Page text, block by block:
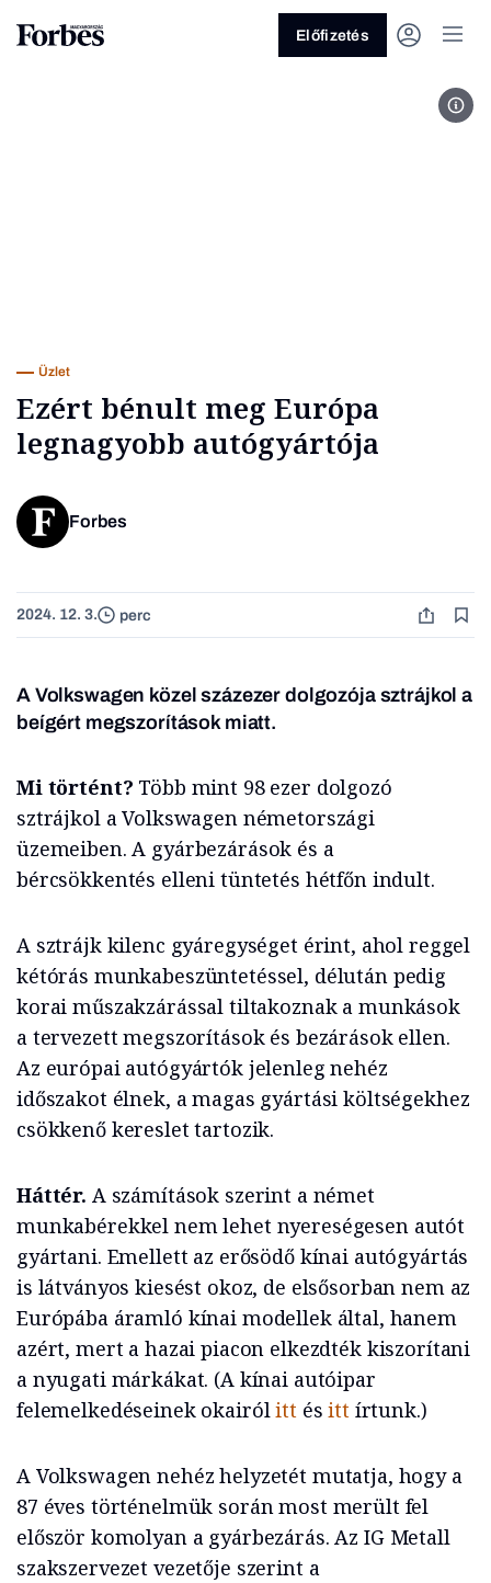
Előfizetés
Üzlet
Ezért bénult meg Európa
legnagyobb autógyártója
Forbes
2024. 12. 3. perc
A Volkswagen közel százezer dolgozója sztrájkol a
beígért megszorítások miatt.
Mi történt? Több mint 98 ezer dolgozó
sztrájkol a Volkswagen németországi
üzemeiben. A gyárbezárások és a
bércsökkentés elleni tüntetés hétfőn indult.
A sztrájk kilenc gyáregységet érint, ahol reggel
kétórás munkabeszüntetéssel, délután pedig
korai műszakzárással tiltakoznak a munkások
a tervezett megszorítások és bezárások ellen.
Az európai autógyártók jelenleg nehéz
időszakot élnek, a magas gyártási költségekhez
csökkenő kereslet tartozik.
Háttér. A számítások szerint a német
munkabérekkel nem lehet nyereségesen autót
gyártani. Emellett az erősödő kínai autógyártás
is látványos kiesést okoz, de elsősorban nem az
Európába áramló kínai modellek által, hanem
azért, mert a hazai piacon elkezdték kiszorítani
a nyugati márkákat. (A kínai autóipar
felemelkedéseinek okairólittésittírtunk.)
A Volkswagen nehéz helyzetét mutatja, hogy a
87 éves történelmük során most merült fel
először komolyan a gyárbezárás. Az IG Metall
szakszervezet vezetője szerint a